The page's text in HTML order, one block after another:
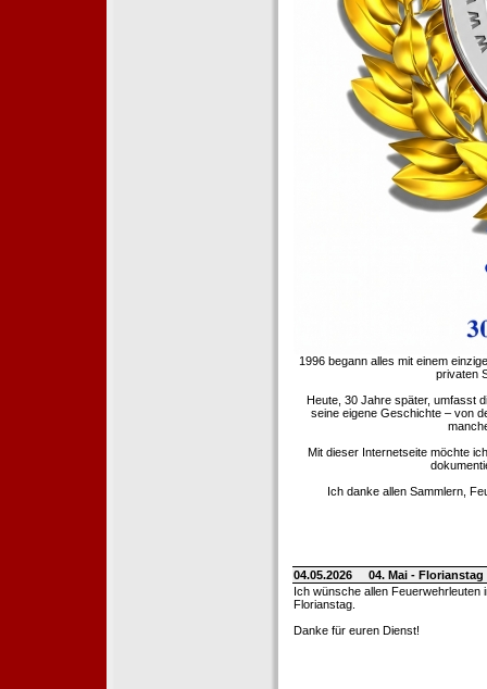
1996 begann alles mit einem
privaten
Heute, 30 Jahre später, umfasst
seine eigene Geschichte – von
Mit dieser Internetseite möchte
Ich danke allen Sammlern,
04.05.2026
04. Mai -
Ich wünsche allen Feuerwehrleuten
Florianstag.
Danke für euren Dienst!